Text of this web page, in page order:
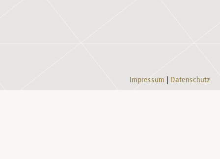
Impressum Datenschutz